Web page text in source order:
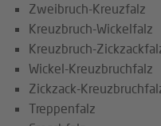
Zweibruch-Kreuzfalz
Kreuzbruch-Wickelfalz
Kreuzbruch-
Wickel-Kreuzbruchfalz
Zickzack-
Treppenfalz